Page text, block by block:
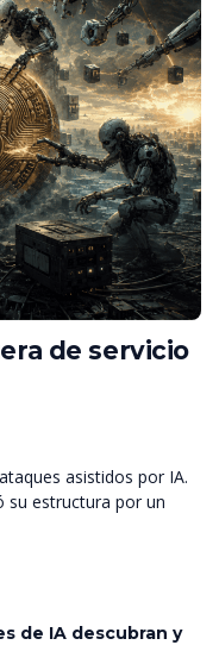
de servicio
asistidos por IA.
su estructura por un
de IA descubran y